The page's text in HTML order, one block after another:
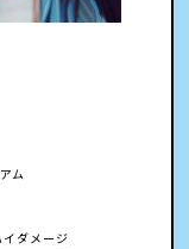
ム
ダメージ